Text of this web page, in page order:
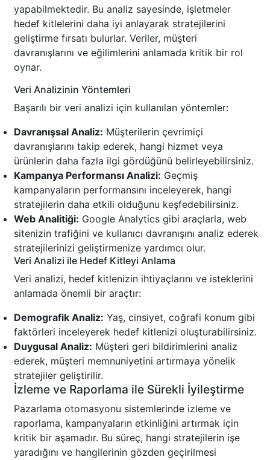
yapabilmektedir. Bu analiz sayesinde, işletmeler
hedef kitlelerini daha iyi anlayarak stratejilerini
geliştirme fırsatı bulurlar. Veriler, müşteri
davranışlarını ve eğilimlerini anlamada kritik bir rol
oynar.
Veri Analizinin Yöntemleri
Başarılı bir veri analizi için kullanılan yöntemler:
Davranışsal Analiz: Müşterilerin çevrimiçi
davranışlarını takip ederek, hangi hizmet veya
ürünlerin daha fazla ilgi gördüğünü belirleyebilirsiniz.
Kampanya Performansı Analizi: Geçmiş
kampanyaların performansını inceleyerek, hangi
stratejilerin daha etkili olduğunu keşfedebilirsiniz.
Web Analitiği: Google Analytics gibi araçlarla, web
sitenizin trafiğini ve kullanıcı davranışını analiz ederek
stratejilerinizi geliştirmenize yardımcı olur.
Veri Analizi ile Hedef Kitleyi Anlama
Veri analizi, hedef kitlenizin ihtiyaçlarını ve isteklerini
anlamada önemli bir araçtır:
Demografik Analiz: Yaş, cinsiyet, coğrafi konum gibi
faktörleri inceleyerek hedef kitlenizi oluşturabilirsiniz.
Duygusal Analiz: Müşteri geri bildirimlerini analiz
ederek, müşteri memnuniyetini artırmaya yönelik
stratejiler geliştirilir.
İzleme ve Raporlama ile Sürekli İyileştirme
Pazarlama otomasyonu sistemlerinde izleme ve
raporlama, kampanyaların etkinliğini artırmak için
kritik bir aşamadır. Bu süreç, hangi stratejilerin işe
yaradığını ve hangilerinin gözden geçirilmesi